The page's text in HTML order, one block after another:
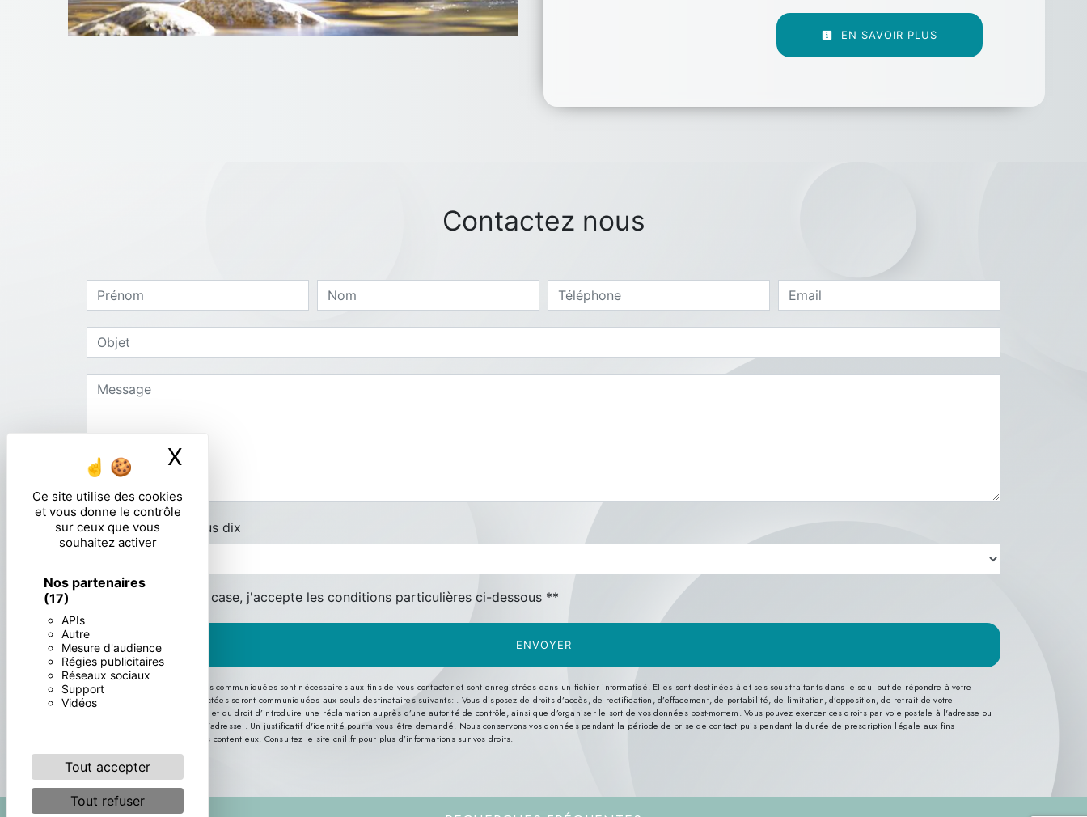
Ce site utilise des cookies
et vous donne le contrôle
sur ceux que vous
souhaitez activer
Nos partenaires
(17)
APIs
Autre
Mesure d'audience
Régies publicitaires
Réseaux sociaux
Support
Vidéos
Tout accepter
Tout refuser
X
EN SAVOIR PLUS
Contactez nous
Combien font un plus dix
En cochant cette case, j'accepte les conditions particulières ci-dessous **
ENVOYER
** Les données personnelles communiquées sont nécessaires aux fins de vous contacter et sont enregistrées dans un fichier informatisé. Elles sont destinées à et ses sous-traitants dans le seul but de répondre à votre
message. Les données collectées seront communiquées aux seuls destinataires suivants: . Vous disposez de droits d’accès, de rectification, d’effacement, de portabilité, de limitation, d’opposition, de retrait de votre
consentement à tout moment et du droit d’introduire une réclamation auprès d’une autorité de contrôle, ainsi que d’organiser le sort de vos données post-mortem. Vous pouvez exercer ces droits par voie postale à l'adresse ou
par courrier électronique à l'adresse . Un justificatif d'identité pourra vous être demandé. Nous conservons vos données pendant la période de prise de contact puis pendant la durée de prescription légale aux fins
probatoires et de gestion des contentieux. Consultez le site cnil.fr pour plus d’informations sur vos droits.